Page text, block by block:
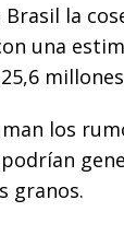
Brasil la
una
los
granos.